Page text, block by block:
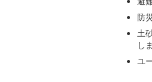
防
土
し
ユ